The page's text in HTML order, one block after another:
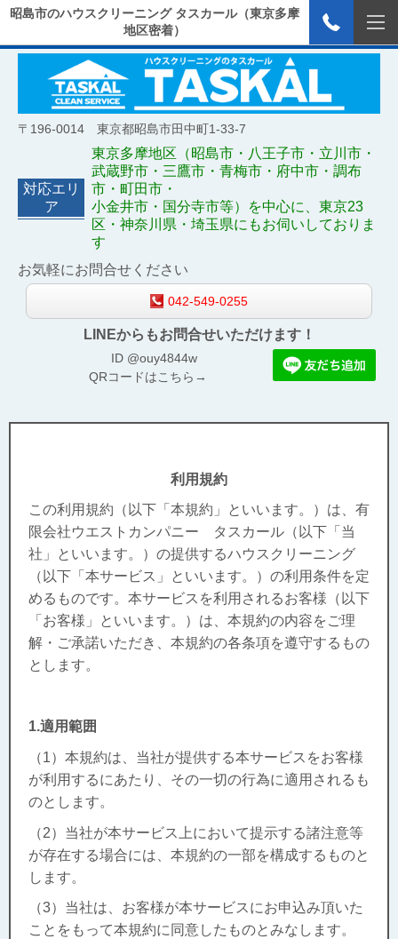
昭島市のハウスクリーニング タスカール（東京多摩
地区密着）
〒196-0014 東京都昭島市田中町1-33-7
対応エリ
ア
東京多摩地区（昭島市・八王子市・立川市・
武蔵野市・三鷹市・青梅市・府中市・調布
市・町田市・
小金井市・国分寺市等）を中心に、東京23
区・神奈川県・埼玉県にもお伺いしておりま
す
お気軽にお問合せください
042-549-0255
LINEからもお問合せいただけます！
ID @ouy4844w
QRコードはこちら→
利用規約
この利用規約（以下「本規約」といいます。）は、有
限会社ウエストカンパニー タスカール（以下「当
社」といいます。）の提供するハウスクリーニング
（以下「本サービス」といいます。）の利用条件を定
めるものです。本サービスを利用されるお客様（以下
「お客様」といいます。）は、本規約の内容をご理
解・ご承諾いただき、本規約の各条項を遵守するもの
とします。
1.適用範囲
（1）本規約は、当社が提供する本サービスをお客様
が利用するにあたり、その一切の行為に適用されるも
のとします。
（2）当社が本サービス上において提示する諸注意等
が存在する場合には、本規約の一部を構成するものと
します。
（3）当社は、お客様が本サービスにお申込み頂いた
ことをもって本規約に同意したものとみなします。